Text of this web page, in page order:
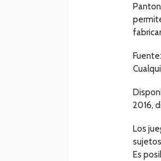
2016,
Los
Es